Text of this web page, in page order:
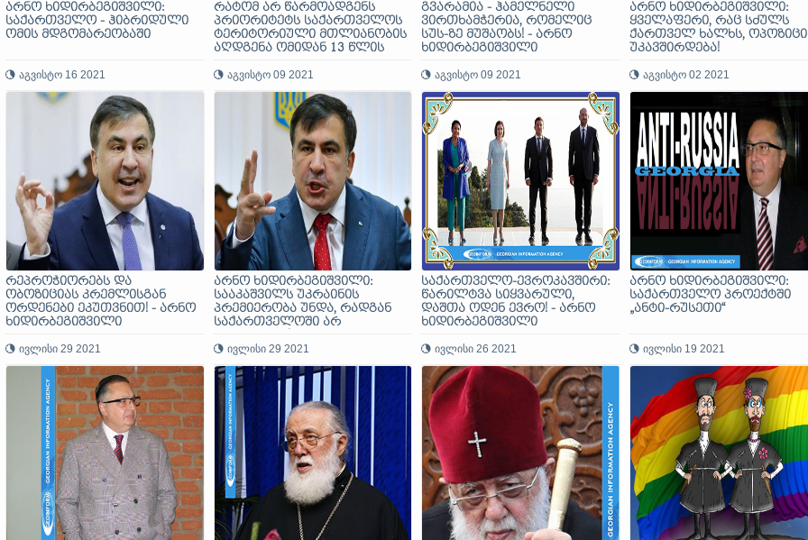
არნო ხიდირბეგიშვილი:
საქართველო - ჰიბრიდული
ომის მდგომარეობაში
აგვისტო 16 2021
რატომ არ წარმოადგენს
პრიორიტეტს საქართველოს
ტერიტორიული მთლიანობის
აღდგენა ომიდან 13 წლის
ხიდირბეგიშვილი
აგვისტო 09 2021
გვარამია - ჰამელნელი
ვირთხამჭერია, რომელიც
სუს-ზე მუშაობს! - არნო
ხიდირბეგიშვილი
აგვისტო 09 2021
არნო ხიდირბეგიშვილი:
ყველაფერი, რაც სძულს
ქართველ ხალხს,
უკავშირდება!
აგვისტო 02 2021
რეპროჭიორებს და
ობოზიციას კრემლისგან
ორდენები ეკუთვნით! - არნო
ხიდირბეგიშვილი
ივლისი 29 2021
არნო ხიდირბეგიშვილი:
სააკაშვილს უკრაინის
პრემიერობა უნდა, რადგან
საქართველოში არ
ივლისი 29 2021
საქართველო-ევროკავშირი:
წარილტვა სიყვარული,
დაშთა ოდენ ევრო! - არნო
ხიდირბეგიშვილი
ივლისი 26 2021
არნო ხიდირბეგიშვილი:
საქართველო პროექტში
„ანტი-რუსეთი“
ივლისი 19 2021